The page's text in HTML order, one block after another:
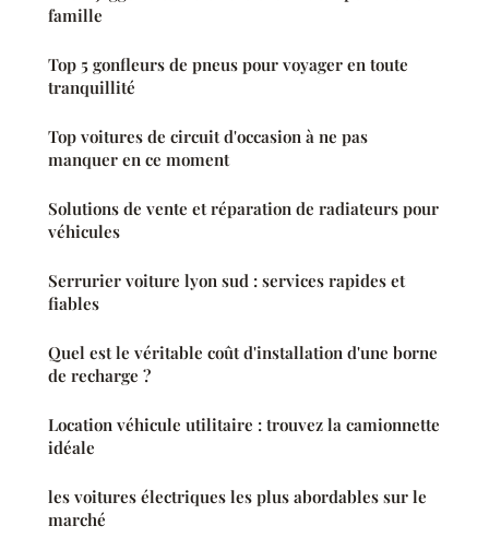
famille
Top 5 gonfleurs de pneus pour voyager en toute
tranquillité
Top voitures de circuit d'occasion à ne pas
manquer en ce moment
Solutions de vente et réparation de radiateurs pour
véhicules
Serrurier voiture lyon sud : services rapides et
fiables
Quel est le véritable coût d'installation d'une borne
de recharge ?
Location véhicule utilitaire : trouvez la camionnette
idéale
les voitures électriques les plus abordables sur le
marché